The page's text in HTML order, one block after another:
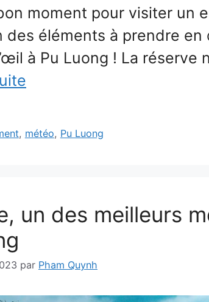
moment pour visiter un
des éléments à prendre
à Pu Luong ! La réserve
, météo, Pu Luong
un des meilleurs
par Pham Quynh